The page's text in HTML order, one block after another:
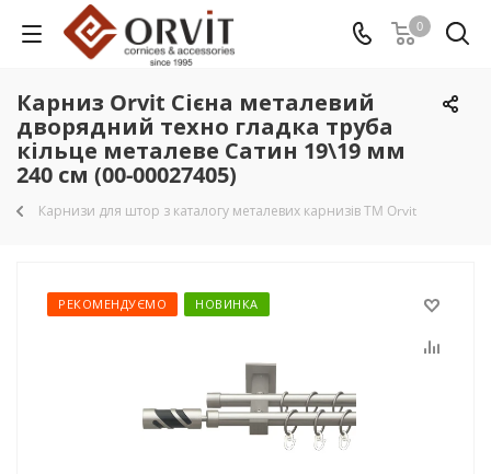
0
Карниз Orvit Сієна металевий
дворядний техно гладка труба
кільце металеве Сатин 19\19 мм
240 см (00-00027405)
Карнизи для штор з каталогу металевих карнизів TM Orvit
РЕКОМЕНДУЄМО НОВИНКА